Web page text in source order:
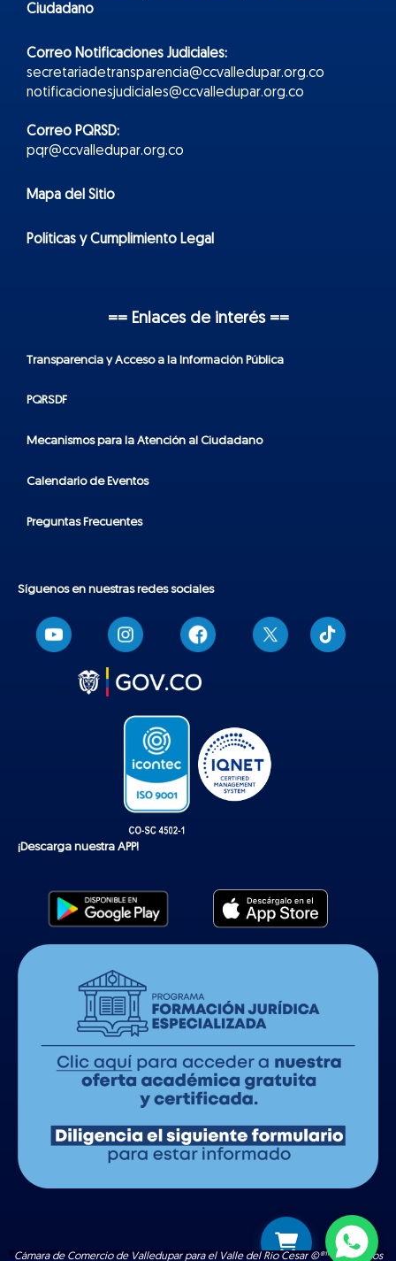
Ciudadano
Correo Notificaciones Judiciales:
secretariadetransparencia@ccvalledupar.org.co
notificacionesjudiciales@ccvalledupar.org.co
Correo PQRSD:
pqr@ccvalledupar.org.co
Mapa del Sitio
Políticas y Cumplimiento Legal
== Enlaces de interés ==
Transparencia y Acceso a la Información Pública
PQRSDF
Mecanismos para la Atención al Ciudadano
Calendario de Eventos
Preguntas Frecuentes
Síguenos en nuestras redes sociales
T
i
k
¡Descarga nuestra APP!
Cámara de Comercio de Valledupar para el Valle del Río Cesar ©®™ | Todos los